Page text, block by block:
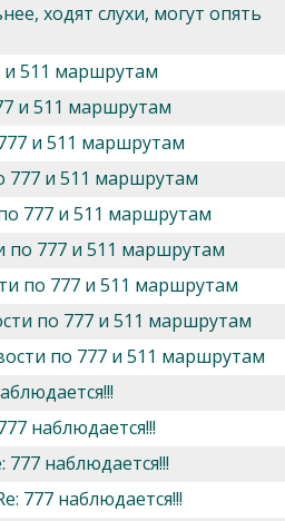
ходят слухи, могут опять
и 511 маршрутам
и 511 маршрутам
и 511 маршрутам
777 и 511 маршрутам
777 и 511 маршрутам
по 777 и 511 маршрутам
по 777 и 511 маршрутам
по 777 и 511 маршрутам
по 777 и 511 маршрутам
наблюдается!!!
777 наблюдается!!!
777 наблюдается!!!